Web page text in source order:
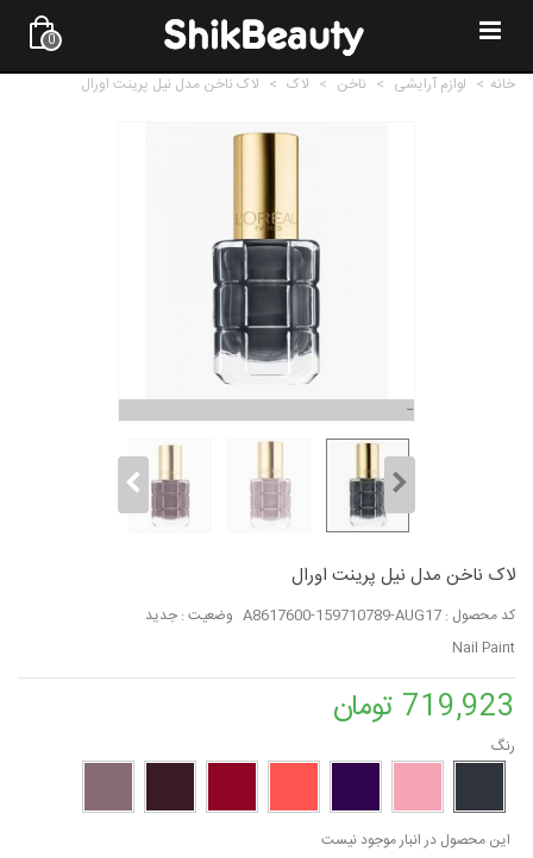
0
خانه > لوازم آرایشی > ناخن > لاک > لاک ناخن مدل نیل پرینت اورال
لاک ناخن مدل نیل پرینت اورال
کد محصول : A8617600-159710789-AUG17 وضعیت : جدید
Nail Paint
719,923 تومان
رنگ
این محصول در انبار موجود نیست